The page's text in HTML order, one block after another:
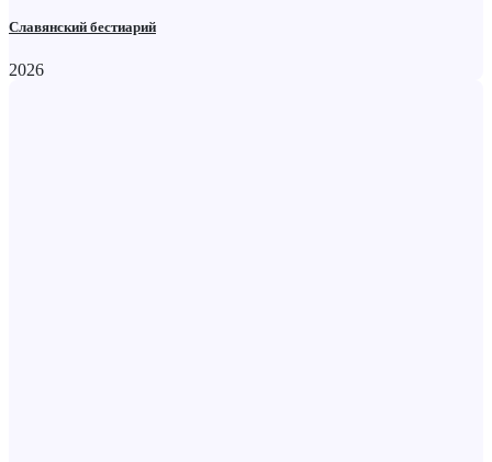
Славянский бестиарий
2026